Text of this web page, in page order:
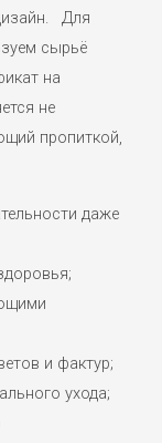
Для
сырьё
на
не
пропиткой,
даже
и фактур;
ухода;